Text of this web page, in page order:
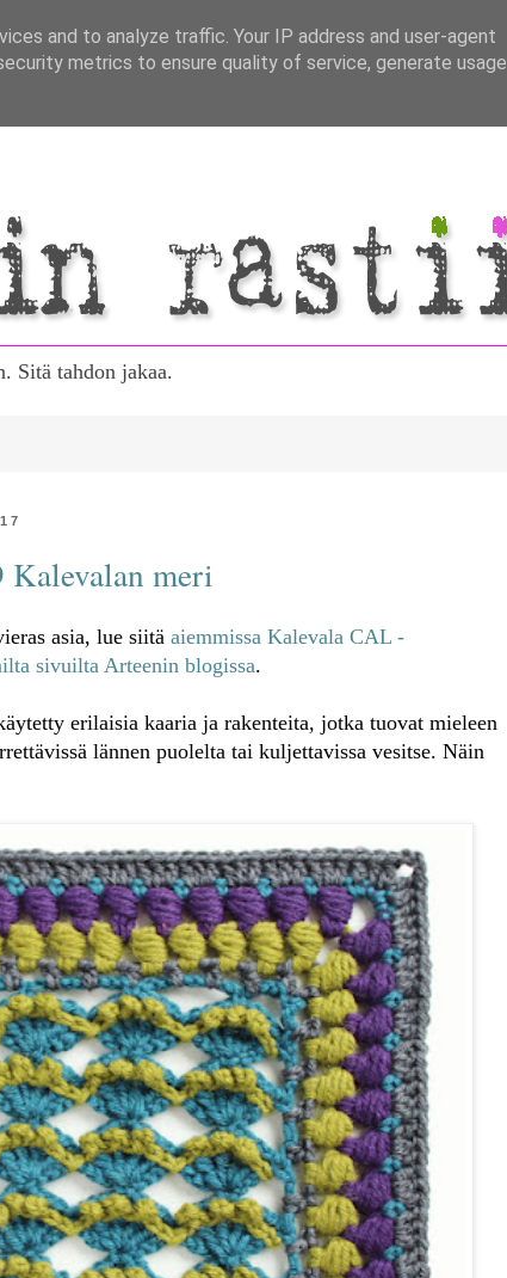
Sitä tahdon jakaa.
Kalevalan meri
asia, lue siitä aiemmissa Kalevala CAL -
sivuilta Arteenin blogissa.
erilaisia kaaria ja rakenteita, jotka tuovat mieleen
lännen puolelta tai kuljettavissa vesitse. Näin
and to analyze traffic. Your IP address and user-agent
metrics to ensure quality of service, generate usage